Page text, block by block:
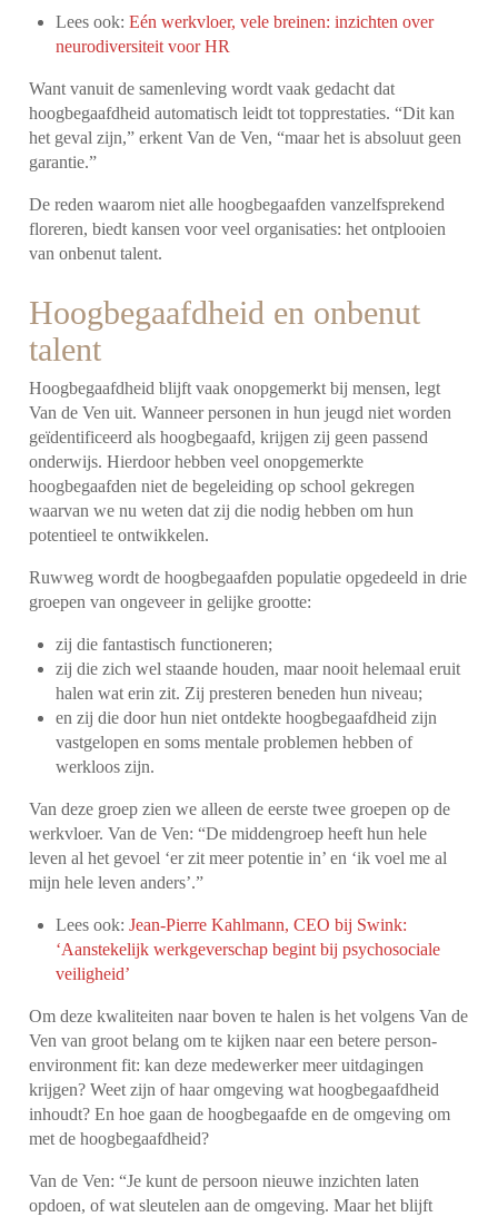
Lees ook:Eén werkvloer, vele breinen: inzichten over
neurodiversiteit voor HR
Want vanuit de samenleving wordt vaak gedacht dat
hoogbegaafdheid automatisch leidt tot topprestaties. “Dit kan
het geval zijn,” erkent Van de Ven, “maar het is absoluut geen
garantie.”
De reden waarom niet alle hoogbegaafden vanzelfsprekend
floreren, biedt kansen voor veel organisaties: het ontplooien
van onbenut talent.
Hoogbegaafdheid en onbenut
talent
Hoogbegaafdheid blijft vaak onopgemerkt bij mensen, legt
Van de Ven uit. Wanneer personen in hun jeugd niet worden
geïdentificeerd als hoogbegaafd, krijgen zij geen passend
onderwijs. Hierdoor hebben veel onopgemerkte
hoogbegaafden niet de begeleiding op school gekregen
waarvan we nu weten dat zij die nodig hebben om hun
potentieel te ontwikkelen.
Ruwweg wordt de hoogbegaafden populatie opgedeeld in drie
groepen van ongeveer in gelijke grootte:
zij die fantastisch functioneren;
zij die zich wel staande houden, maar nooit helemaal eruit
halen wat erin zit. Zij presteren beneden hun niveau;
en zij die door hun niet ontdekte hoogbegaafdheid zijn
vastgelopen en soms mentale problemen hebben of
werkloos zijn.
Van deze groep zien we alleen de eerste twee groepen op de
werkvloer. Van de Ven: “De middengroep heeft hun hele
leven al het gevoel ‘er zit meer potentie in’ en ‘ik voel me al
mijn hele leven anders’.”
Lees ook:Jean-Pierre Kahlmann, CEO bij Swink:
‘Aanstekelijk werkgeverschap begint bij psychosociale
veiligheid’
Om deze kwaliteiten naar boven te halen is het volgens Van de
Ven van groot belang om te kijken naar een betere person-
environment fit: kan deze medewerker meer uitdagingen
krijgen? Weet zijn of haar omgeving wat hoogbegaafdheid
inhoudt? En hoe gaan de hoogbegaafde en de omgeving om
met de hoogbegaafdheid?
Van de Ven: “Je kunt de persoon nieuwe inzichten laten
opdoen, of wat sleutelen aan de omgeving. Maar het blijft